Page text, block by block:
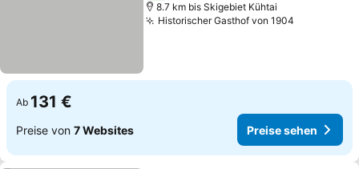
8.7 km bis Skigebiet Kühtai
Historischer Gasthof von 1904
Ab 131 €
Preise von 7 Websites Preise sehen